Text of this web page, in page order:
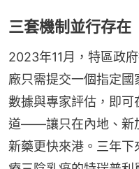
三套機制並行存在
2023年11月，特區政
廠只需提交一個指定
數據與專家評估，即
道——讓只在內地、新
新藥更快來港。三年下